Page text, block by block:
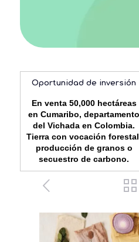
Oportunidad de inversión
En venta 50,000 hectáreas
en Cumaribo, departamento
del Vichada en Colombia.
Tierra con vocación
producción de granos o
secuestro de carbono.